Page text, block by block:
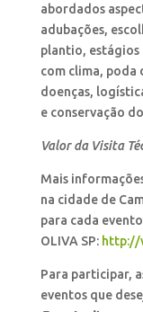
abordados
adubações,
plantio,
com clima, poda
doenças,
e conservação
Valor da Visita
Mais
na cidade de
para cada
OLIVA SP: http://
Para participar,
eventos que